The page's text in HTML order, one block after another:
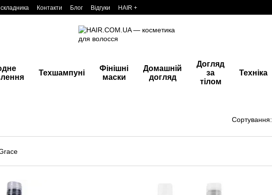
складника Контакти Блог Відгуки HAIR +
Техшампуні
Фінішні
маски
Домашній
догляд
Догляд
за
тілом
Техніка
Сортування: